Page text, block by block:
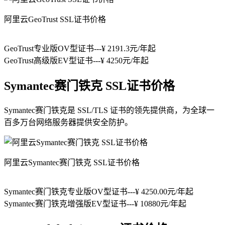
阿里云GeoTrust SSL证书价格
GeoTrust专业版OV型证书---¥ 2191.3元/年起
GeoTrust高级版EV型证书---¥ 4250元/年起
Symantec赛门铁克 SSL证书价格
Symantec赛门铁克是 SSL/TLS 证书的领先提供商，为全球一
百多万台网络服务器提供安全防护。
阿里云Symantec赛门铁克 SSL证书价格
Symantec赛门铁克专业版OV型证书---¥ 4250.00元/年起
Symantec赛门铁克增强版EV型证书---¥ 10880元/年起